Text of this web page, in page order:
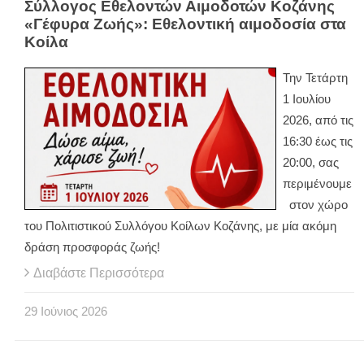
Σύλλογος Εθελοντών Αιμοδοτών Κοζάνης
«Γέφυρα Ζωής»: Εθελοντική αιμοδοσία στα
Κοίλα
Την Τετάρτη
1 Ιουλίου
2026, από τις
16:30 έως τις
20:00, σας
περιμένουμε
στον χώρο
του Πολιτιστικού Συλλόγου Κοίλων Κοζάνης, με μία ακόμη
δράση προσφοράς ζωής!
Διαβάστε Περισσότερα
29 Ιούνιος 2026